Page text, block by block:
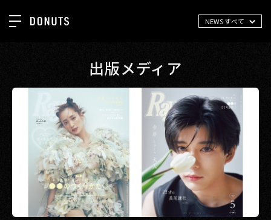
NEWS すべて
お知らせ
ジョブカン
ゲーム
ミクチャ
医療(CLIUS)
出版メディア
美少女図鑑
ABOUT
SERVICES
GROUP
RECRUIT
CONTACT
出版メディア